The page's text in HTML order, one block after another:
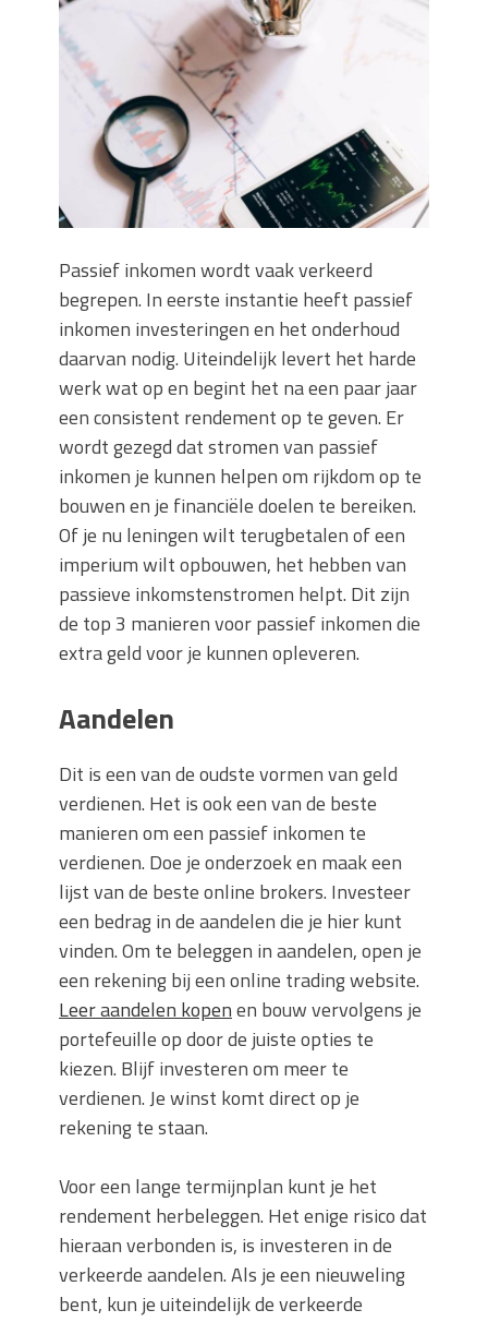
Wanneer moet je een specialist
inschakelen bij rioolproblemen?
Slimme oplossingen voor lekkages en
verstoppingen
Betonplex: Het Veelzijdige
Plaatmateriaal voor Moderne Projecten
Woonstijlen die perfect passen bij
duurzaam bouwen
Oma weet raadt bij cementsluier:
natuurlijke oplossingen
Passief inkomen wordt vaak verkeerd
begrepen. In eerste instantie heeft passief
inkomen investeringen en het onderhoud
daarvan nodig. Uiteindelijk levert het harde
werk wat op en begint het na een paar jaar
een consistent rendement op te geven. Er
wordt gezegd dat stromen van passief
inkomen je kunnen helpen om rijkdom op te
bouwen en je financiële doelen te bereiken.
Of je nu leningen wilt terugbetalen of een
imperium wilt opbouwen, het hebben van
passieve inkomstenstromen helpt. Dit zijn
de top 3 manieren voor passief inkomen die
extra geld voor je kunnen opleveren.
Aandelen
Dit is een van de oudste vormen van geld
verdienen. Het is ook een van de beste
manieren om een ​​passief inkomen te
verdienen. Doe je onderzoek en maak een
lijst van de beste online brokers. Investeer
een bedrag in de aandelen die je hier kunt
vinden. Om te beleggen in aandelen, open je
een rekening bij een online trading website.
Leer aandelen kopenen bouw vervolgens je
portefeuille op door de juiste opties te
kiezen. Blijf investeren om meer te
verdienen. Je winst komt direct op je
rekening te staan.
Voor een lange termijnplan kunt je het
rendement herbeleggen. Het enige risico dat
hieraan verbonden is, is investeren in de
verkeerde aandelen. Als je een nieuweling
bent, kun je uiteindelijk de verkeerde